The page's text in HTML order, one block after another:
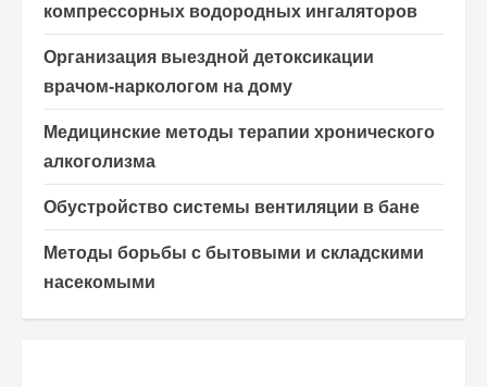
компрессорных водородных ингаляторов
Организация выездной детоксикации
врачом-наркологом на дому
Медицинские методы терапии хронического
алкоголизма
Обустройство системы вентиляции в бане
Методы борьбы с бытовыми и складскими
насекомыми